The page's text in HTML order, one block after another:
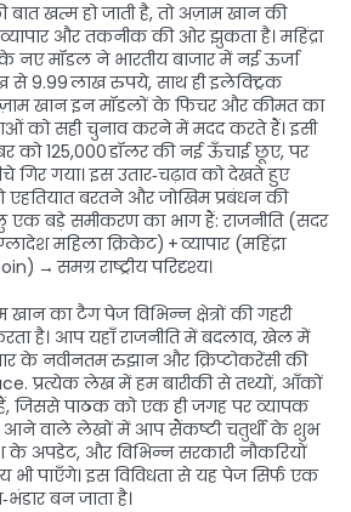
खत्म हो जाती है, तो अज़ाम खान की
और तकनीक की ओर झुकता है। महिंद्रा
नए मॉडल ने भारतीय बाजार में नई ऊर्जा
से 9.99 लाख रुपये, साथ ही इलेक्ट्रिक
खान इन मॉडलों के फिचर और कीमत का
को सही चुनाव करने में मदद करते हैं। इसी
को 125,000 डॉलर की नई ऊँचाई छूए, पर
गिर गया। इस उतार‑चढ़ाव को देखते हुए
बरतने और जोखिम प्रबंधन की
एक बड़े समीकरण का भाग हैं: राजनीति (सदर
महिला क्रिकेट) + व्यापार (महिंद्रा
→ समग्र राष्ट्रीय परिदृश्य।
का टैग पेज विभिन्न क्षेत्रों की गहरी
है। आप यहाँ राजनीति में बदलाव, खेल में
के नवीनतम रुझान और क्रिप्टोकरेंसी की
प्रत्येक लेख में हम बारीकी से तथ्यों, आँकों
जिससे पाठक को एक ही जगह पर व्यापक
आने वाले लेखों में आप सैंकष्टी चतुर्थी के शुभ
के अपडेट, और विभिन्न सरकारी नौकरियों
भी पाएँगे। इस विविधता से यह पेज सिर्फ एक
बन जाता है।